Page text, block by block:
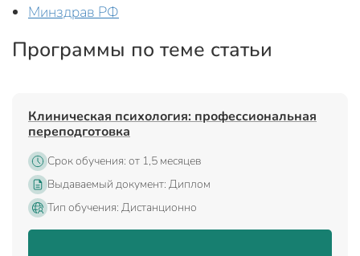
Минздрав РФ
Программы по теме статьи
Клиническая психология: профессиональная
переподготовка
Срок обучения: от 1,5 месяцев
Выдаваемый документ: Диплом
Тип обучения: Дистанционно